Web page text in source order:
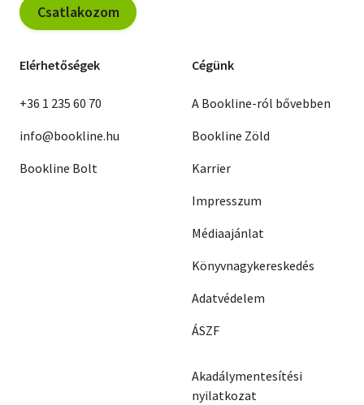
Csatlakozom
Elérhetőségek
+36 1 235 60 70
info@bookline.hu
Bookline Bolt
Cégünk
A Bookline-ról bővebben
Bookline Zöld
Karrier
Impresszum
Médiaajánlat
Könyvnagykereskedés
Adatvédelem
ÁSZF
Akadálymentesítési
nyilatkozat